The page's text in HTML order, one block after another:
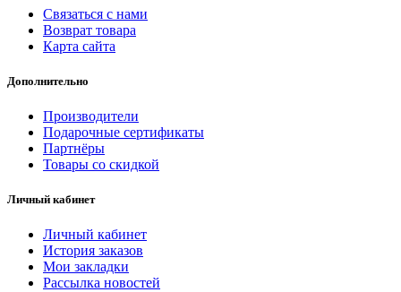
Связаться с нами
Возврат товара
Карта сайта
Дополнительно
Производители
Подарочные сертификаты
Партнёры
Товары со скидкой
Личный кабинет
Личный кабинет
История заказов
Мои закладки
Рассылка новостей